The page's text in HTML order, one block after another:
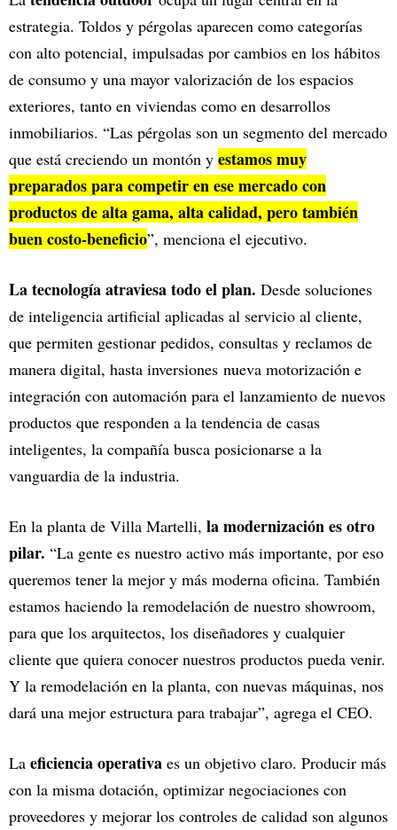
estrategia. Toldos y pérgolas aparecen como categorías
con alto potencial, impulsadas por cambios en los hábitos
de consumo y una mayor valorización de los espacios
exteriores, tanto en viviendas como en desarrollos
inmobiliarios. “Las pérgolas son un segmento del mercado
que está creciendo un montón y estamos muy
preparados para competir en ese mercado con
productos de alta gama, alta calidad, pero también
buen costo-beneficio”, menciona el ejecutivo.
La tecnología atraviesa todo el plan. Desde soluciones
de inteligencia artificial aplicadas al servicio al cliente,
que permiten gestionar pedidos, consultas y reclamos de
manera digital, hasta inversiones nueva motorización e
integración con automación para el lanzamiento de nuevos
productos que responden a la tendencia de casas
inteligentes, la compañía busca posicionarse a la
vanguardia de la industria.
En la planta de Villa Martelli, la modernización es otro
pilar. “La gente es nuestro activo más importante, por eso
queremos tener la mejor y más moderna oficina. También
estamos haciendo la remodelación de nuestro showroom,
para que los arquitectos, los diseñadores y cualquier
cliente que quiera conocer nuestros productos pueda venir.
Y la remodelación en la planta, con nuevas máquinas, nos
dará una mejor estructura para trabajar”, agrega el CEO.
La eficiencia operativa es un objetivo claro. Producir más
con la misma dotación, optimizar negociaciones con
proveedores y mejorar los controles de calidad son algunos